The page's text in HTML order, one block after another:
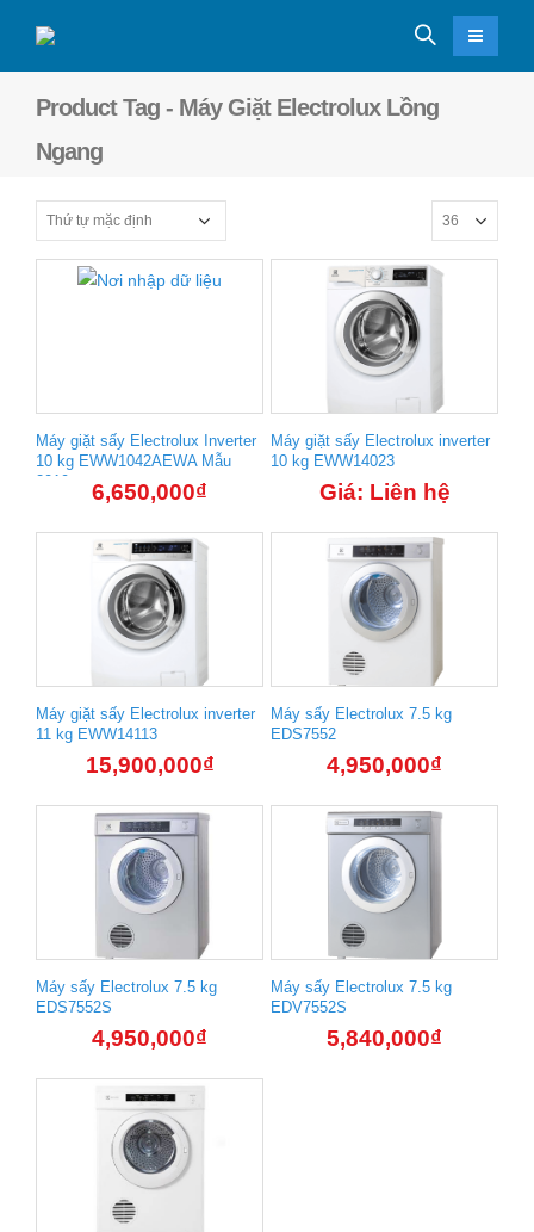
Product Tag - Máy Giặt Electrolux Lồng
Ngang
Máy giặt sấy Electrolux Inverter
10 kg EWW1042AEWA Mẫu
2019
6,650,000₫
Máy giặt sấy Electrolux inverter
10 kg EWW14023
Giá: Liên hệ
Máy giặt sấy Electrolux inverter
11 kg EWW14113
15,900,000₫
Máy sấy Electrolux 7.5 kg
EDS7552
4,950,000₫
Máy sấy Electrolux 7.5 kg
EDS7552S
4,950,000₫
Máy sấy Electrolux 7.5 kg
EDV7552S
5,840,000₫